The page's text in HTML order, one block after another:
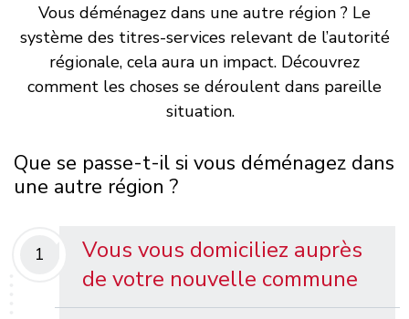
Vous déménagez dans une autre région ? Le
système des titres-services relevant de l’autorité
régionale, cela aura un impact. Découvrez
comment les choses se déroulent dans pareille
situation.
Que se passe-t-il si vous déménagez dans
une autre région ?
1
Vous vous domiciliez auprès
de votre nouvelle commune